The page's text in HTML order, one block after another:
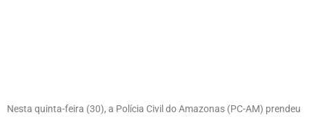
Nesta quinta-feira (30), a Polícia Civil do Amazonas (PC-AM) prendeu